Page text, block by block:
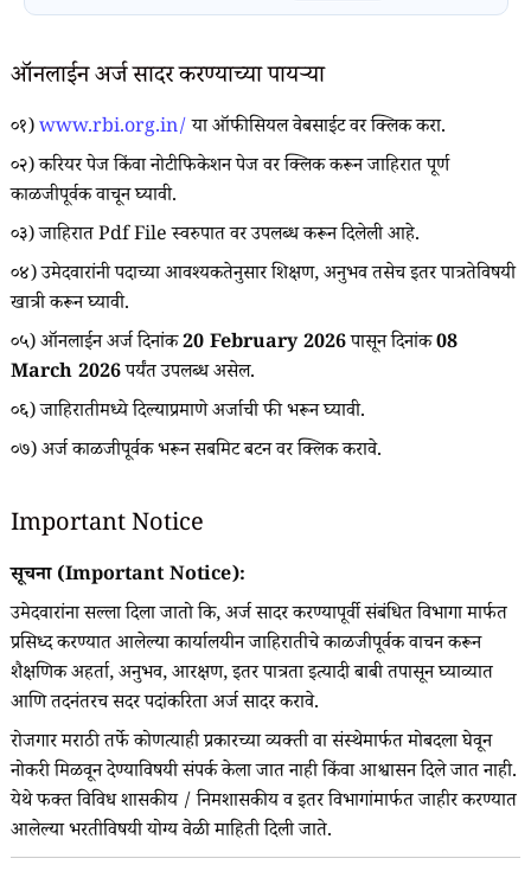
ऑनलाईन अर्ज सादर करण्याच्या पायऱ्या
०१)www.rbi.org.in/या ऑफीसियल वेबसाईट वर क्लिक करा.
०२) करियर पेज किंवा नोटीफिकेशन पेज वर क्लिक करून जाहिरात पूर्ण
काळजीपूर्वक वाचून घ्यावी.
०३) जाहिरात Pdf File स्वरुपात वर उपलब्ध करून दिलेली आहे.
०४) उमेदवारांनी पदाच्या आवश्यकतेनुसार शिक्षण, अनुभव तसेच इतर पात्रतेविषयी
खात्री करून घ्यावी.
०५) ऑनलाईन अर्ज दिनांक20 February 2026पासून दिनांक08
March 2026पर्यंत उपलब्ध असेल.
०६) जाहिरातीमध्ये दिल्याप्रमाणे अर्जाची फी भरून घ्यावी.
०७) अर्ज काळजीपूर्वक भरून सबमिट बटन वर क्लिक करावे.
Important Notice
सूचना (Important Notice):
उमेदवारांना सल्ला दिला जातो कि, अर्ज सादर करण्यापूर्वी संबंधित विभागा मार्फत
प्रसिध्द करण्यात आलेल्या कार्यालयीन जाहिरातीचे काळजीपूर्वक वाचन करून
शैक्षणिक अहर्ता, अनुभव, आरक्षण, इतर पात्रता इत्यादी बाबी तपासून घ्याव्यात
आणि तदनंतरच सदर पदांकरिता अर्ज सादर करावे.
रोजगार मराठी तर्फे कोणत्याही प्रकारच्या व्यक्ती वा संस्थेमार्फत मोबदला घेवून
नोकरी मिळवून देण्याविषयी संपर्क केला जात नाही किंवा आश्वासन दिले जात नाही.
येथे फक्त विविध शासकीय / निमशासकीय व इतर विभागांमार्फत जाहीर करण्यात
आलेल्या भरतीविषयी योग्य वेळी माहिती दिली जाते.